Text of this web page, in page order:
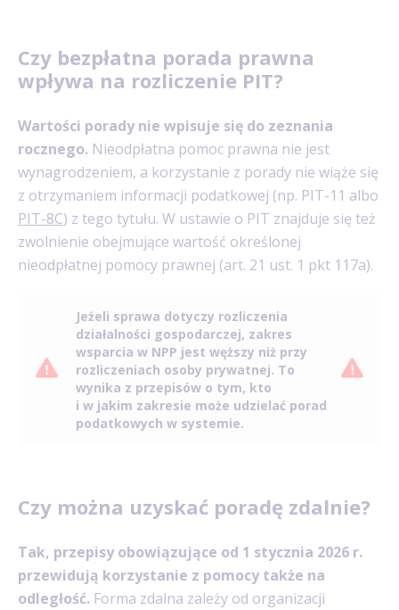
Czy bezpłatna porada prawna
wpływa na rozliczenie PIT?
Wartości porady nie wpisuje się do zeznania
rocznego. Nieodpłatna pomoc prawna nie jest
wynagrodzeniem, a korzystanie z porady nie wiąże się
z otrzymaniem informacji podatkowej (np. PIT-11 albo
PIT-8C) z tego tytułu. W ustawie o PIT znajduje się też
zwolnienie obejmujące wartość określonej
nieodpłatnej pomocy prawnej (art. 21 ust. 1 pkt 117a).
Jeżeli sprawa dotyczy rozliczenia
działalności gospodarczej, zakres
wsparcia w NPP jest węższy niż przy
rozliczeniach osoby prywatnej. To
wynika z przepisów o tym, kto
i w jakim zakresie może udzielać porad
podatkowych w systemie.
Czy można uzyskać poradę zdalnie?
Tak, przepisy obowiązujące od 1 stycznia 2026 r.
przewidują korzystanie z pomocy także na
odległość. Forma zdalna zależy od organizacji